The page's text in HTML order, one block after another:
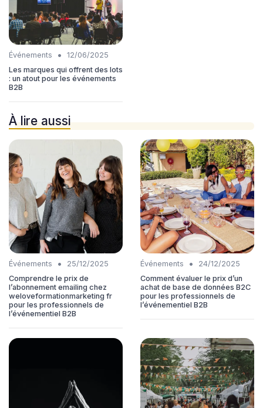
Événements •
12/06/2025
Les marques qui offrent des lots
: un atout pour les événements
B2B
À lire aussi
Événements •
25/12/2025
Comprendre le prix de
l’abonnement emailing chez
weloveformationmarketing fr
pour les professionnels de
l’événementiel B2B
Événements •
24/12/2025
Comment évaluer le prix d’un
achat de base de données B2C
pour les professionnels de
l’événementiel B2B